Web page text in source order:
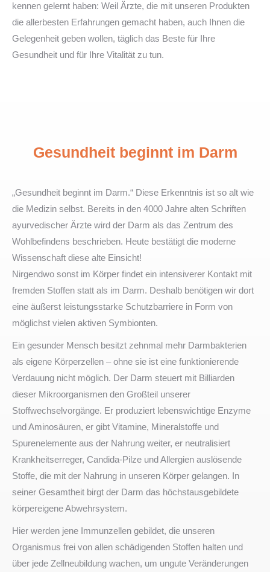
kennen gelernt haben: Weil Ärzte, die mit unseren Produkten
die allerbesten Erfahrungen gemacht haben, auch Ihnen die
Gelegenheit geben wollen, täglich das Beste für Ihre
Gesundheit und für Ihre Vitalität zu tun.
Gesundheit beginnt im Darm
„Gesundheit beginnt im Darm.“ Diese Erkenntnis ist so alt wie
die Medizin selbst. Bereits in den 4000 Jahre alten Schriften
ayurvedischer Ärzte wird der Darm als das Zentrum des
Wohlbefindens beschrieben. Heute bestätigt die moderne
Wissenschaft diese alte Einsicht!
Nirgendwo sonst im Körper findet ein intensiverer Kontakt mit
fremden Stoffen statt als im Darm. Deshalb benötigen wir dort
eine äußerst leistungsstarke Schutzbarriere in Form von
möglichst vielen aktiven Symbionten.
Ein gesunder Mensch besitzt zehnmal mehr Darmbakterien
als eigene Körperzellen – ohne sie ist eine funktionierende
Verdauung nicht möglich. Der Darm steuert mit Billiarden
dieser Mikroorganismen den Großteil unserer
Stoffwechselvorgänge. Er produziert lebenswichtige Enzyme
und Aminosäuren, er gibt Vitamine, Mineralstoffe und
Spurenelemente aus der Nahrung weiter, er neutralisiert
Krankheitserreger, Candida-Pilze und Allergien auslösende
Stoffe, die mit der Nahrung in unseren Körper gelangen. In
seiner Gesamtheit birgt der Darm das höchstausgebildete
körpereigene Abwehrsystem.
Hier werden jene Immunzellen gebildet, die unseren
Organismus frei von allen schädigenden Stoffen halten und
über jede Zellneubildung wachen, um ungute Veränderungen